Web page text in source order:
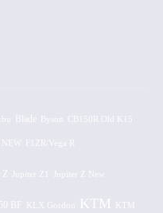
CB150R Old K15
F1ZR/Vega R
Z Jupiter Z1 Jupiter Z New
BF KLX Gordon KTM KTM